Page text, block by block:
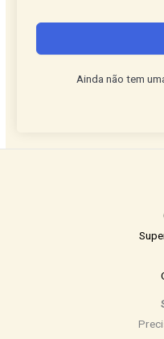
Ainda não tem